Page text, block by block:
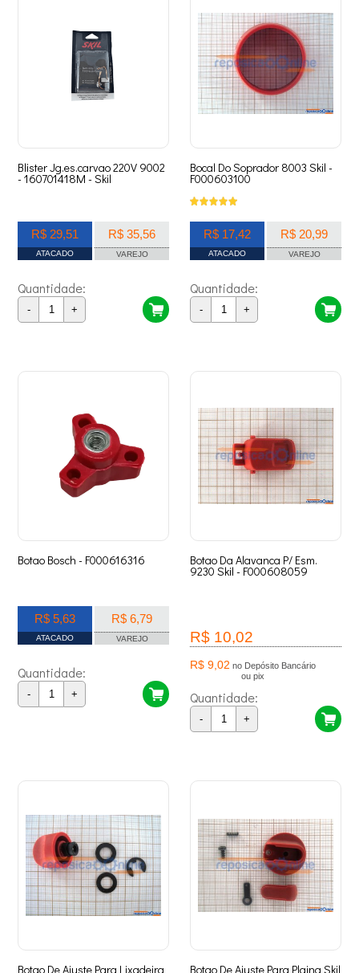
Blister Jg.es.carvao 220V 9002
- 160701418M - Skil
R$ 29,51
ATACADO
R$ 35,56
VAREJO
Quantidade:
- +
Bocal Do Soprador 8003 Skil -
F000603100
R$ 17,42
ATACADO
R$ 20,99
VAREJO
Quantidade:
- +
Botao Bosch - F000616316
R$ 5,63
ATACADO
R$ 6,79
VAREJO
Quantidade:
- +
Botao Da Alavanca P/ Esm.
9230 Skil - F000608059
R$ 10,02
R$ 9,02 no Depósito Bancário
ou pix
Quantidade:
- +
Botao De Ajuste Para Lixadeira Botao De Ajuste Para Plaina Skil